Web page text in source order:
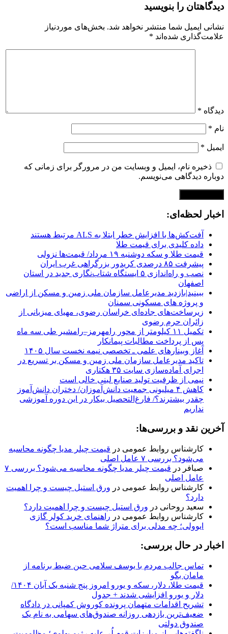
دیدگاهتان را بنویسید
نشانی ایمیل شما منتشر نخواهد شد. بخش‌های موردنیاز
علامت‌گذاری شده‌اند *
دیدگاه *
نام *
ایمیل *
ذخیره نام، ایمیل و وبسایت من در مرورگر برای زمانی که
دوباره دیدگاهی می‌نویسم.
اخبار لحظه‌ای:
آفت‌کش‌ها با افزایش خطر ابتلا به ALS مرتبط هستند
داده کلیدی برای قیمت طلا
قیمت طلا و سکه دوشنبه ۱۹ مرداد/ قیمت‌ها نزولی
پیشرفت ۸۵ درصدی کریدور بزرگراهی غرب ایران
نصب و راه‌اندازی ۵ ایستگاه شتاب‌نگاری جدید در استان
اصفهان
ببینید|بازدید مدیرعامل سازمان ملی زمین و مسکن از اراضی
و پروژه های مسکونی سمنان
زیرساخت‌های جاده‌ای خراسان رضوی، مهیای میزبانی از
زائران حرم رضوی
تکمیل ۱۱ کیلومتر از محور رامهرمز–رامشیر طی سه ماه
پس از پرداخت مطالبات پیمانکار
آغاز وبینارهای علمی ـ تخصصی نیمه نخست سال ۱۴۰۵
تاکید مدیرعامل سازمان ملی زمین و مسکن بر تسریع در
اجرای آماده‌سازی سایت ۳۵ هکتاری
نیمی از ظرفیت تولید صنایع لبنی خالی است
کاهش ۴ میلیونی جمعیت دانش‌آموزان/ دختران دانش‌آموز
چقدر بیشترند؟/ فارغ‌التحصیل بیکار در این دوره آموزشی
نداریم
آخرین نقد و بررسی‌ها:
کارشناس روابط عمومی در قیمت چیلر مدیا چگونه محاسبه
می‌شود؟ بررسی ۷ عامل اصلی
صبافر در
قیمت چیلر مدیا چگونه محاسبه می‌شود؟ بررسی ۷
عامل اصلی
کارشناس روابط عمومی در ورق استیل چیست و چرا اهمیت
دارد؟
سعید روحانی در ورق استیل چیست و چرا اهمیت دارد؟
کارشناس روابط عمومی در راهنمای خرید کولر گازی
ایوولی؛ چه مدلی برای متراژ شما مناسب است؟
اخبار در حال بررسی:
تماس جالب مردم با یوسف سلامی حین ضبط برنامه از
مامان بگو
قیمت طلا، دلار، سکه و یورو امروز پنج شنبه یک آبان ۱۴۰۴/
دلار و یورو افزایشی شدند + جدول
تشریح اقدامات متهمان پرونده کوروش کمپانی در دادگاه
ضعیف‌ترین بازدهی روزانه صندوق‌های سهامی به نام یک
صندوق دولتی